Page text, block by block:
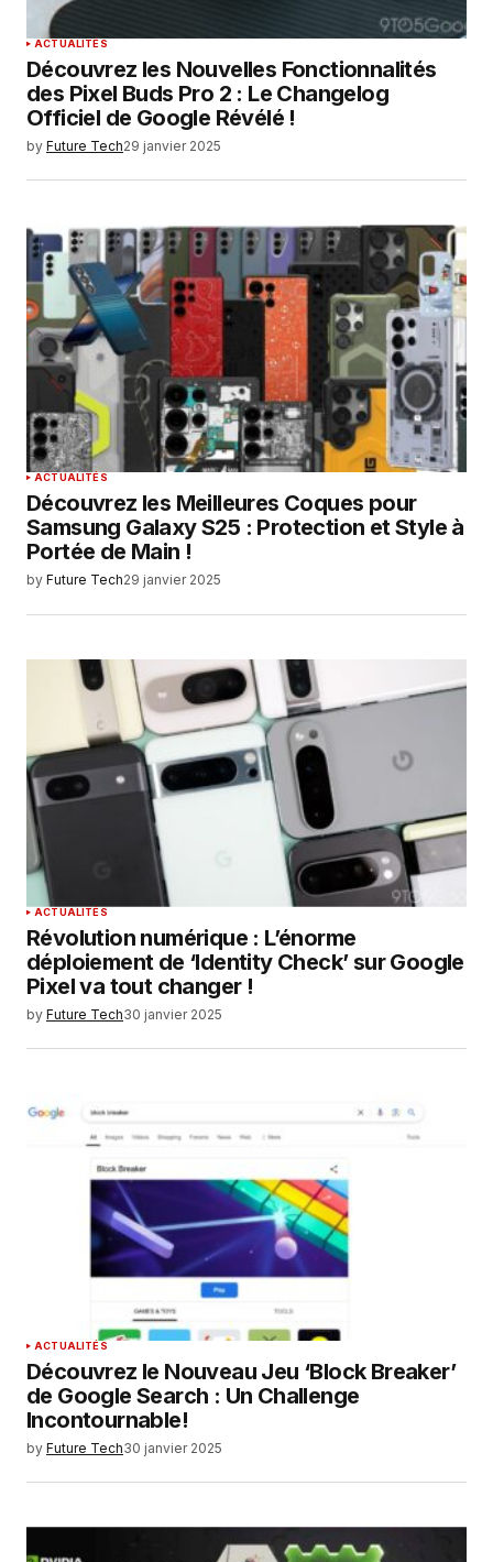
ACTUALITÉS
Découvrez les Nouvelles Fonctionnalités
des Pixel Buds Pro 2 : Le Changelog
Officiel de Google Révélé !
by Future Tech29 janvier 2025
ACTUALITÉS
Découvrez les Meilleures Coques pour
Samsung Galaxy S25 : Protection et Style à
Portée de Main !
by Future Tech29 janvier 2025
ACTUALITÉS
Révolution numérique : L’énorme
déploiement de ‘Identity Check’ sur Google
Pixel va tout changer !
by Future Tech30 janvier 2025
ACTUALITÉS
Découvrez le Nouveau Jeu ‘Block Breaker’
de Google Search : Un Challenge
Incontournable!
by Future Tech30 janvier 2025